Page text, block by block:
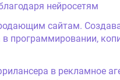
нейросетям
сайтам.
в программировании,
в рекламное